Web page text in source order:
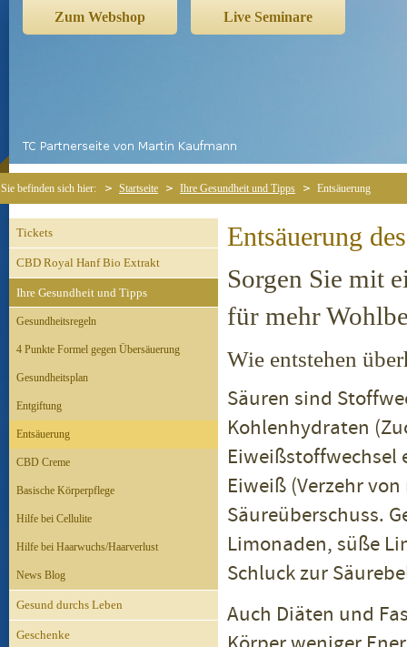
Zum Webshop Live Seminare
Sie befinden sich hier: Startseite Ihre Gesundheit und Tipps Entsäuerung
Tickets
CBD Royal Hanf Bio Extrakt
Ihre Gesundheit und Tipps
Gesundheitsregeln
4 Punkte Formel gegen Übersäuerung
Gesundheitsplan
Entgiftung
Entsäuerung
CBD Creme
Basische Körperpflege
Hilfe bei Cellulite
Hilfe bei Haarwuchs/Haarverlust
News Blog
Gesund durchs Leben
Geschenke
Entsäuerung
Sorgen Sie mit
für mehr
Wie entstehen
Säuren sind
Kohlenhydraten
Eiweißstoffwechsel
Eiweiß (Verzehr
Säureüberschuss.
Limonaden, süße
Schluck zur
Auch Diäten und